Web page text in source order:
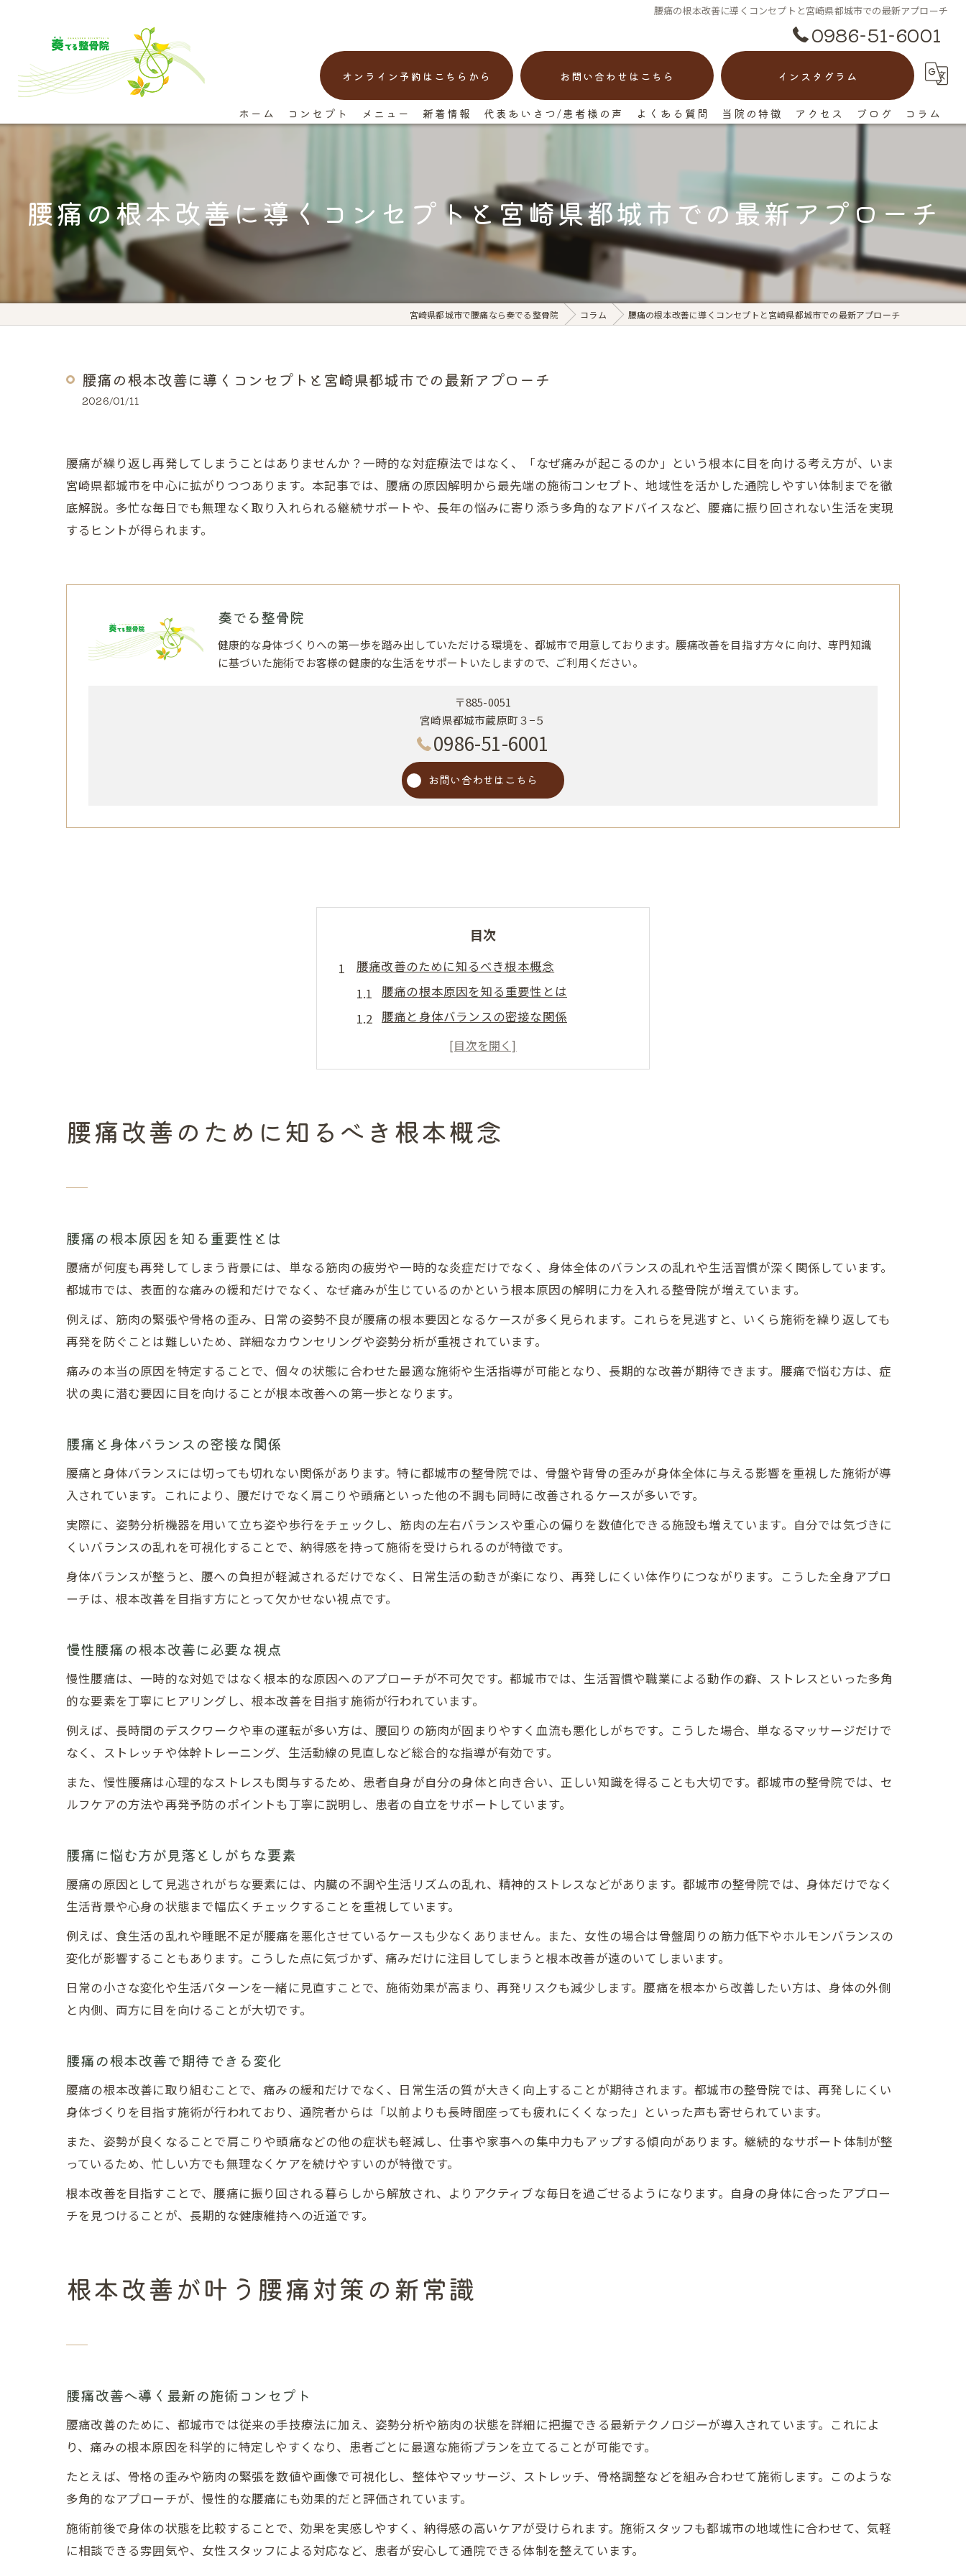
腰痛の根本改善に導くコンセプトと宮崎県都城市での最新アプローチ
0986-51-6001
オンライン予約はこちらから お問い合わせはこちら インスタグラム
ホーム コンセプト メニュー 新着情報 代表あいさつ/患者様の声 よくある質問 当院の特徴
ぎっくり腰
慢性痛
アクセス ブログ コラム
腰痛の根本改善に導くコンセプトと宮崎県都城市での最新アプローチ
宮崎県都城市で腰痛なら奏でる整骨院 コラム 腰痛の根本改善に導くコンセプトと宮崎県都城市での最新アプローチ
腰痛の根本改善に導くコンセプトと宮崎県都城市での最新アプローチ
2026/01/11
腰痛が繰り返し再発してしまうことはありませんか？一時的な対症療法ではなく、「なぜ痛みが起こるのか」という根本に目を向ける考え方が、いま
宮崎県都城市を中心に拡がりつつあります。本記事では、腰痛の原因解明から最先端の施術コンセプト、地域性を活かした通院しやすい体制までを徹
底解説。多忙な毎日でも無理なく取り入れられる継続サポートや、長年の悩みに寄り添う多角的なアドバイスなど、腰痛に振り回されない生活を実現
するヒントが得られます。
奏でる整骨院
健康的な身体づくりへの第一歩を踏み出していただける環境を、都城市で用意しております。腰痛改善を目指す方々に向け、専門知識
に基づいた施術でお客様の健康的な生活をサポートいたしますので、ご利用ください。
〒885-0051
宮崎県都城市蔵原町３−５
0986-51-6001
お問い合わせはこちら
目次
腰痛改善のために知るべき根本概念
腰痛の根本原因を知る重要性とは
腰痛と身体バランスの密接な関係
慢性腰痛の根本改善に必要な視点
腰痛に悩む方が見落としがちな要素
根本改善が叶う腰痛対策の新常識
腰痛改善へ導く最新の施術コンセプト
症状に寄り添う腰痛ケアの実際とは
腰痛の症状に合わせた最適なケア方法
腰痛ケアで大切な丁寧なカウンセリング
施術後の腰痛セルフケアと継続サポート
腰痛患者に選ばれるケアの工夫と実践
女性に配慮した腰痛ケアの特徴とは
腰痛解消を目指す整体院の新たな取り組み
腰痛と骨盤矯正の相乗効果に注目
慢性腰痛の根本改善に必要なセルフケア
腰痛施術で信頼できる院の選び方
腰痛を根本から見直すべき理由とは
腰痛の根本改善が生活に与える影響
腰痛ケアを継続する意味とその効果
腰痛の根本から考える予防法の提案
奏でる整骨院
腰痛改善のために知るべき根本概念
腰痛の根本原因を知る重要性とは
腰痛が何度も再発してしまう背景には、単なる筋肉の疲労や一時的な炎症だけでなく、身体全体のバランスの乱れや生活習慣が深く関係しています。
都城市では、表面的な痛みの緩和だけでなく、なぜ痛みが生じているのかという根本原因の解明に力を入れる整骨院が増えています。
例えば、筋肉の緊張や骨格の歪み、日常の姿勢不良が腰痛の根本要因となるケースが多く見られます。これらを見逃すと、いくら施術を繰り返しても
再発を防ぐことは難しいため、詳細なカウンセリングや姿勢分析が重視されています。
痛みの本当の原因を特定することで、個々の状態に合わせた最適な施術や生活指導が可能となり、長期的な改善が期待できます。腰痛で悩む方は、症
状の奥に潜む要因に目を向けることが根本改善への第一歩となります。
腰痛と身体バランスの密接な関係
腰痛と身体バランスには切っても切れない関係があります。特に都城市の整骨院では、骨盤や背骨の歪みが身体全体に与える影響を重視した施術が導
入されています。これにより、腰だけでなく肩こりや頭痛といった他の不調も同時に改善されるケースが多いです。
実際に、姿勢分析機器を用いて立ち姿や歩行をチェックし、筋肉の左右バランスや重心の偏りを数値化できる施設も増えています。自分では気づきに
くいバランスの乱れを可視化することで、納得感を持って施術を受けられるのが特徴です。
身体バランスが整うと、腰への負担が軽減されるだけでなく、日常生活の動きが楽になり、再発しにくい体作りにつながります。こうした全身アプロ
ーチは、根本改善を目指す方にとって欠かせない視点です。
慢性腰痛の根本改善に必要な視点
慢性腰痛は、一時的な対処ではなく根本的な原因へのアプローチが不可欠です。都城市では、生活習慣や職業による動作の癖、ストレスといった多角
的な要素を丁寧にヒアリングし、根本改善を目指す施術が行われています。
例えば、長時間のデスクワークや車の運転が多い方は、腰回りの筋肉が固まりやすく血流も悪化しがちです。こうした場合、単なるマッサージだけで
なく、ストレッチや体幹トレーニング、生活動線の見直しなど総合的な指導が有効です。
また、慢性腰痛は心理的なストレスも関与するため、患者自身が自分の身体と向き合い、正しい知識を得ることも大切です。都城市の整骨院では、セ
ルフケアの方法や再発予防のポイントも丁寧に説明し、患者の自立をサポートしています。
腰痛に悩む方が見落としがちな要素
腰痛の原因として見逃されがちな要素には、内臓の不調や生活リズムの乱れ、精神的ストレスなどがあります。都城市の整骨院では、身体だけでなく
生活背景や心身の状態まで幅広くチェックすることを重視しています。
例えば、食生活の乱れや睡眠不足が腰痛を悪化させているケースも少なくありません。また、女性の場合は骨盤周りの筋力低下やホルモンバランスの
変化が影響することもあります。こうした点に気づかず、痛みだけに注目してしまうと根本改善が遠のいてしまいます。
日常の小さな変化や生活パターンを一緒に見直すことで、施術効果が高まり、再発リスクも減少します。腰痛を根本から改善したい方は、身体の外側
と内側、両方に目を向けることが大切です。
腰痛の根本改善で期待できる変化
腰痛の根本改善に取り組むことで、痛みの緩和だけでなく、日常生活の質が大きく向上することが期待されます。都城市の整骨院では、再発しにくい
身体づくりを目指す施術が行われており、通院者からは「以前よりも長時間座っても疲れにくくなった」といった声も寄せられています。
また、姿勢が良くなることで肩こりや頭痛などの他の症状も軽減し、仕事や家事への集中力もアップする傾向があります。継続的なサポート体制が整
っているため、忙しい方でも無理なくケアを続けやすいのが特徴です。
根本改善を目指すことで、腰痛に振り回される暮らしから解放され、よりアクティブな毎日を過ごせるようになります。自身の身体に合ったアプロー
チを見つけることが、長期的な健康維持への近道です。
根本改善が叶う腰痛対策の新常識
腰痛改善へ導く最新の施術コンセプト
腰痛改善のために、都城市では従来の手技療法に加え、姿勢分析や筋肉の状態を詳細に把握できる最新テクノロジーが導入されています。これによ
り、痛みの根本原因を科学的に特定しやすくなり、患者ごとに最適な施術プランを立てることが可能です。
たとえば、骨格の歪みや筋肉の緊張を数値や画像で可視化し、整体やマッサージ、ストレッチ、骨格調整などを組み合わせて施術します。このような
多角的なアプローチが、慢性的な腰痛にも効果的だと評価されています。
施術前後で身体の状態を比較することで、効果を実感しやすく、納得感の高いケアが受けられます。施術スタッフも都城市の地域性に合わせて、気軽
に相談できる雰囲気や、女性スタッフによる対応など、患者が安心して通院できる体制を整えています。